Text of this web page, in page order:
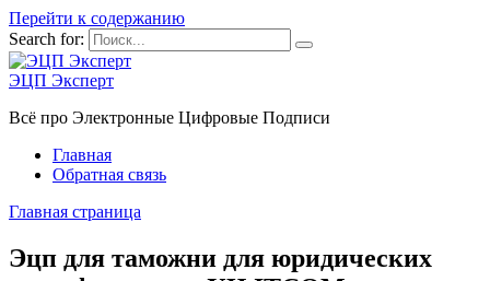
Перейти к содержанию
Search for:
ЭЦП Эксперт
Всё про Электронные Цифровые Подписи
Главная
Обратная связь
Главная страница
Эцп для таможни для юридических